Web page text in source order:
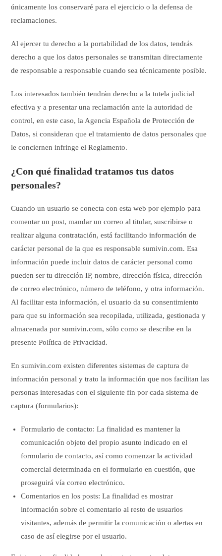
únicamente los conservaré para el ejercicio o la defensa de
reclamaciones.
Al ejercer tu derecho a la portabilidad de los datos, tendrás
derecho a que los datos personales se transmitan directamente
de responsable a responsable cuando sea técnicamente posible.
Los interesados también tendrán derecho a la tutela judicial
efectiva y a presentar una reclamación ante la autoridad de
control, en este caso, la Agencia Española de Protección de
Datos, si consideran que el tratamiento de datos personales que
le conciernen infringe el Reglamento.
¿Con qué finalidad tratamos tus datos
personales?
Cuando un usuario se conecta con esta web por ejemplo para
comentar un post, mandar un correo al titular, suscribirse o
realizar alguna contratación, está facilitando información de
carácter personal de la que es responsable sumivin.com. Esa
información puede incluir datos de carácter personal como
pueden ser tu dirección IP, nombre, dirección física, dirección
de correo electrónico, número de teléfono, y otra información.
Al facilitar esta información, el usuario da su consentimiento
para que su información sea recopilada, utilizada, gestionada y
almacenada por sumivin.com, sólo como se describe en la
presente Política de Privacidad.
En sumivin.com existen diferentes sistemas de captura de
información personal y trato la información que nos facilitan las
personas interesadas con el siguiente fin por cada sistema de
captura (formularios):
Formulario de contacto: La finalidad es mantener la
comunicación objeto del propio asunto indicado en el
formulario de contacto, así como comenzar la actividad
comercial determinada en el formulario en cuestión, que
proseguirá vía correo electrónico.
Comentarios en los posts: La finalidad es mostrar
información sobre el comentario al resto de usuarios
visitantes, además de permitir la comunicación o alertas en
caso de así elegirse por el usuario.